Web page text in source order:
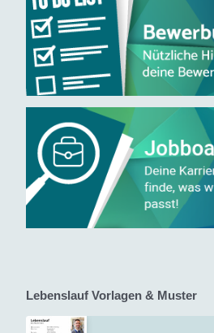
Lebenslauf Vorlagen & Muster